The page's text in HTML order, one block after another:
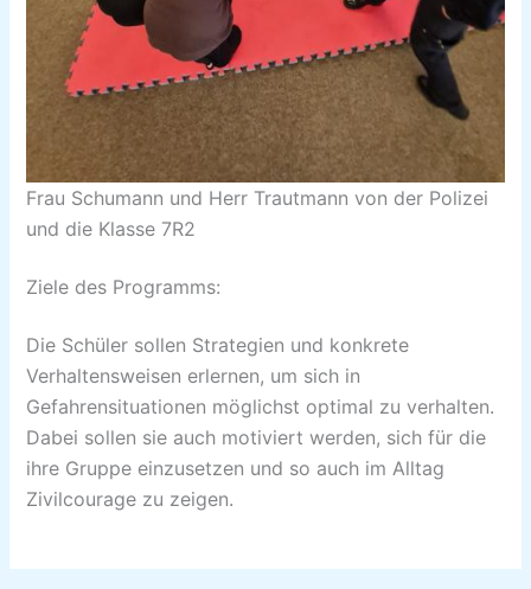
Frau Schumann und Herr Trautmann von der Polizei
und die Klasse 7R2
Ziele des Programms:
Die Schüler sollen Strategien und konkrete
Verhaltensweisen erlernen, um sich in
Gefahrensituationen möglichst optimal zu verhalten.
Dabei sollen sie auch motiviert werden, sich für die
ihre Gruppe einzusetzen und so auch im Alltag
Zivilcourage zu zeigen.